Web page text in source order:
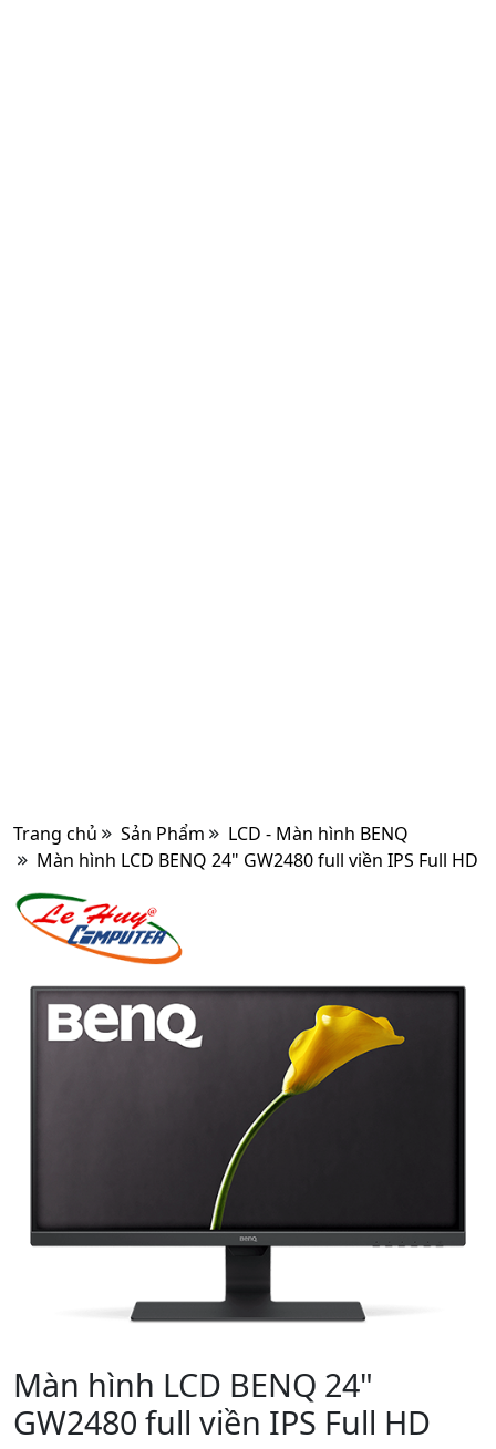
Trang chủ Sản Phẩm
LCD - Màn hình BENQ
Màn hình LCD BENQ 24" GW2480 full viền IPS Full HD
Màn hình LCD BENQ 24"
GW2480 full viền IPS Full HD